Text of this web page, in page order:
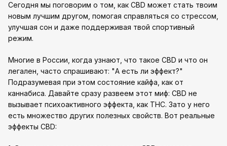
Сегодня мы поговорим о том, как CBD может стать твоим
новым лучшим другом, помогая справляться со стрессом,
улучшая сон и даже поддерживая твой спортивный
режим.
Многие в России, когда узнают, что такое CBD и что он
легален, часто спрашивают: "А есть ли эффект?"
Подразумевая при этом состояние кайфа, как от
каннабиса. Давайте сразу развеем этот миф: CBD не
вызывает психоактивного эффекта, как THC. Зато у него
есть множество других полезных свойств. Вот реальные
эффекты CBD: